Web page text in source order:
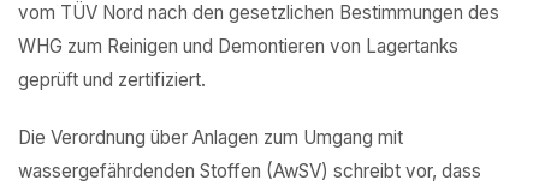
vom TÜV Nord nach den gesetzlichen Bestimmungen des
WHG zum Reinigen und Demontieren von Lagertanks
geprüft und zertifiziert.
Die Verordnung über Anlagen zum Umgang mit
wassergefährdenden Stoffen (AwSV) schreibt vor, dass